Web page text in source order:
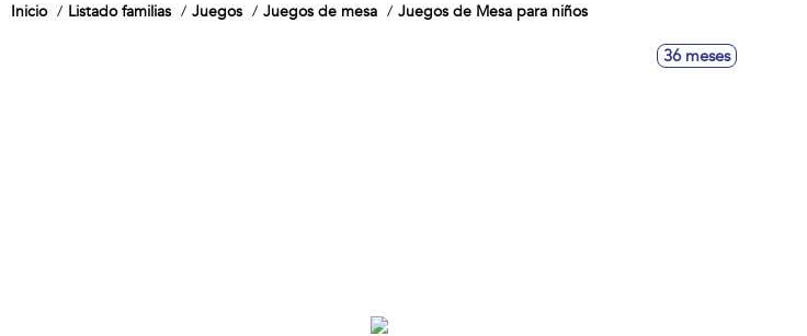
Inicio Listado familias Juegos Juegos de mesa Juegos de Mesa para niños
36 meses